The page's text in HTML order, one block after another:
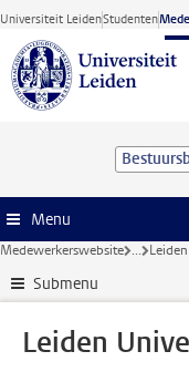
Ga direct naar de
Universiteit LeidenStudenten
Menu
Medewerkerswebsite ...
Submenu
Leiden